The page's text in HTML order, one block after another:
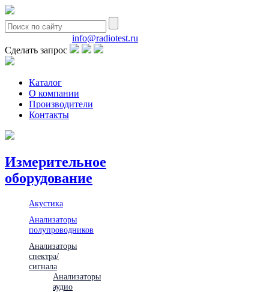
info@radiotest.ru
Сделать запрос
Каталог
О компании
Производители
Контакты
Измерительное
оборудование
Акустика
Анализаторы
полупроводников
Анализаторы
спектра/
сигнала
Анализаторы
аудио